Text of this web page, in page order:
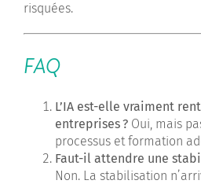
risquées.
FAQ
L’IA est-elle vraiment
entreprises?Oui, mais
processus et formation
Faut-il attendre une
Non. La stabilisation